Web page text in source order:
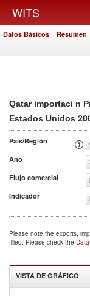
WITS
Datos Básicos Resumen
Qatar importaci n
Estados Unidos
País/Región
Año
Flujo comercial
Indicador
Please note the exports,
filled. Please check the
VISTA DE GRÁFICO